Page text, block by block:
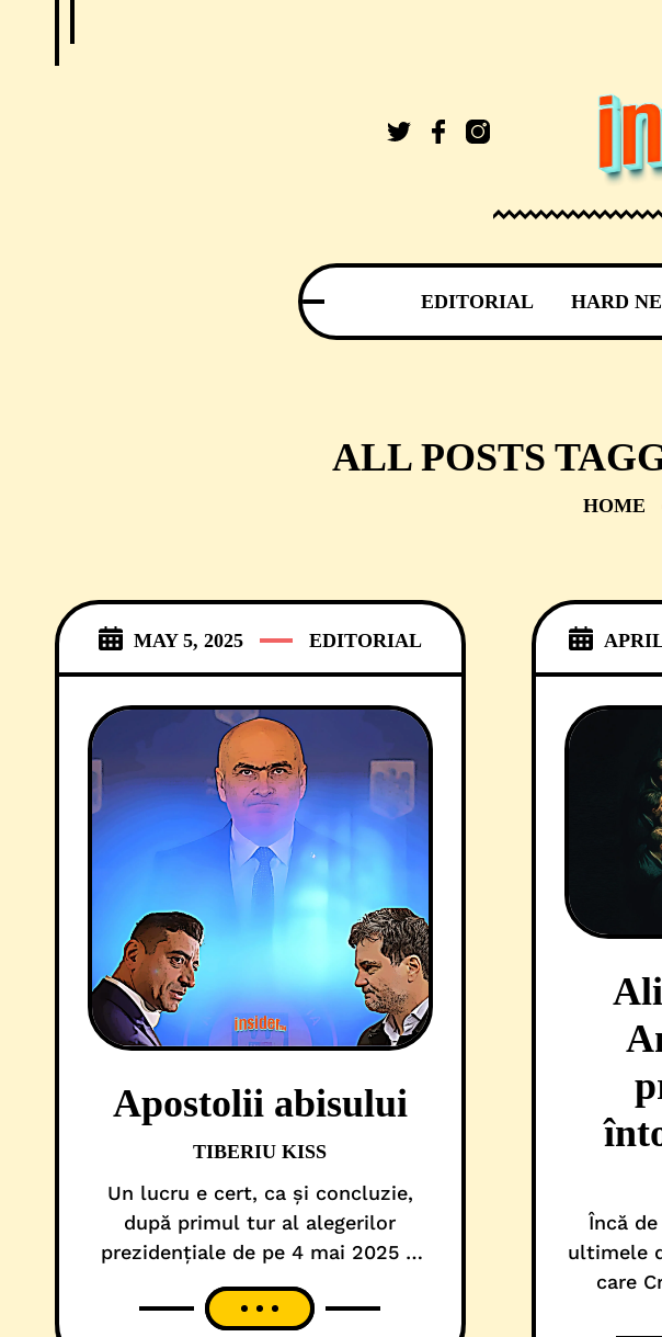
EDITORIAL HARD
ALL POSTS
HOME
MAY 5, 2025 EDITORIAL
Apostolii abisului
TIBERIU KISS
Un lucru e cert, ca și concluzie,
după primul tur al alegerilor
prezidențiale de pe 4 mai 2025 –
electoratul nu mai ascultă de lideri
locali sau naționali PSD sau PNL,
Încă
ultimele
care